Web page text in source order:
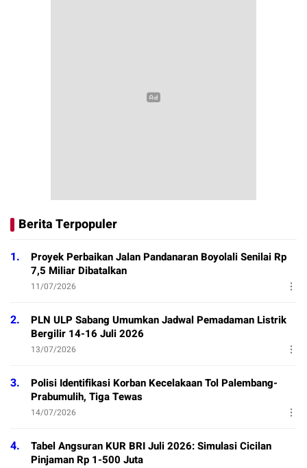
Berita Terpopuler
1.
Proyek Perbaikan Jalan Pandanaran Boyolali Senilai Rp
7,5 Miliar Dibatalkan
11/07/2026
2.
PLN ULP Sabang Umumkan Jadwal Pemadaman Listrik
Bergilir 14-16 Juli 2026
13/07/2026
3.
Polisi Identifikasi Korban Kecelakaan Tol Palembang-
Prabumulih, Tiga Tewas
14/07/2026
4.
Tabel Angsuran KUR BRI Juli 2026: Simulasi Cicilan
Pinjaman Rp 1-500 Juta